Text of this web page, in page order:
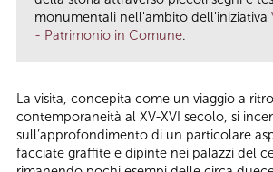
monumentali nell'ambito dell'iniziativa
- Patrimonio in Comune.
La visita, concepita come un viaggio a
contemporaneità al XV-XVI secolo, si
sull’approfondimento di un particolare
facciate graffite e dipinte nei palazzi del